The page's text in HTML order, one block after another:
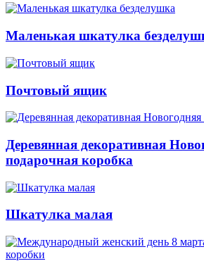
Маленькая шкатулка
Почтовый ящик
Деревянная декоративная
подарочная коробка
Шкатулка малая